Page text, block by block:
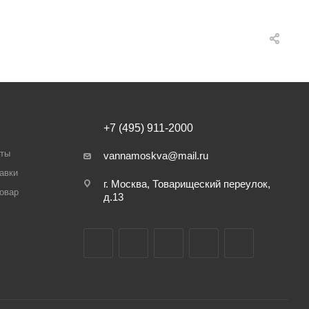
+7 (495) 911-2000
vannamoskva@mail.ru
г. Москва, Товарищеский переулок,
д.13